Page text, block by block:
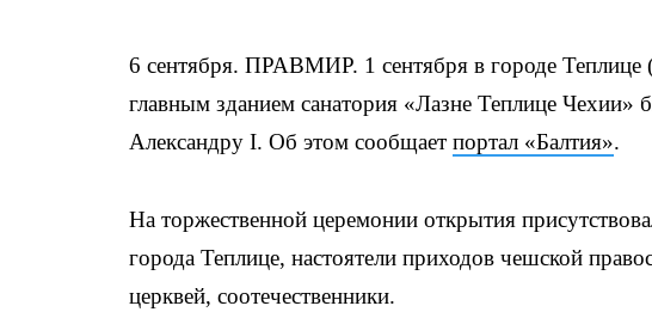
6 сентября. ПРАВМИР. 1 сентября в городе Теплице
главным зданием санатория «Лазне Теплице
Александру I. Об этом сообщает портал «Балтия».
На торжественной церемонии открытия
города Теплице, настоятели приходов чешской
церквей, соотечественники.